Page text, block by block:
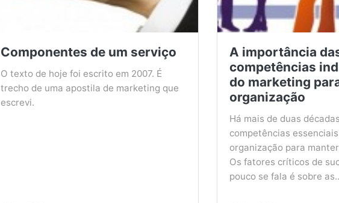
Componentes de um serviço
O texto de hoje foi escrito em 2007. É
trecho de uma apostila de marketing que
escrevi.
A importância
competências
do marketing
organização
Há mais de duas
competências
organização para
Os fatores críticos de
pouco se fala é sobre